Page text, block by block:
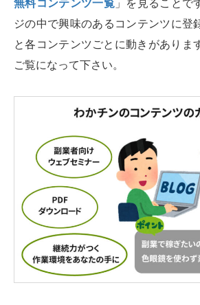
無料コンテンツ一覧 」を見ることで
ジの中で興味のあるコンテンツに登
と各コンテンツごとに動きがありま
ご覧になって下さい。